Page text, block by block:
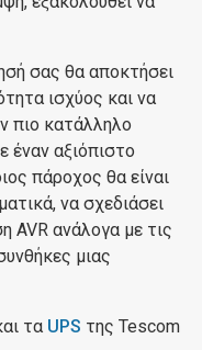
σας θα αποκτήσει
ισχύος και να
πιο κατάλληλο
έναν αξιόπιστο
πάροχος θα είναι
να σχεδιάσει
AVR ανάλογα με τις
μιας
τα UPS της Tescom